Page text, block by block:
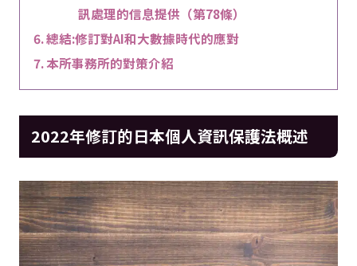
訊處理的信息提供（第78條）
總結:修訂對AI和大數據時代的應對
本所事務所的對策介紹
2022年修訂的日本個人資訊保護法概述